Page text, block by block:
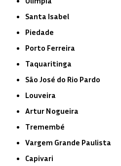
Santa Isabel
Piedade
Porto Ferreira
Taquaritinga
São José do Rio Pardo
Louveira
Artur Nogueira
Tremembé
Vargem Grande Paulista
Capivari